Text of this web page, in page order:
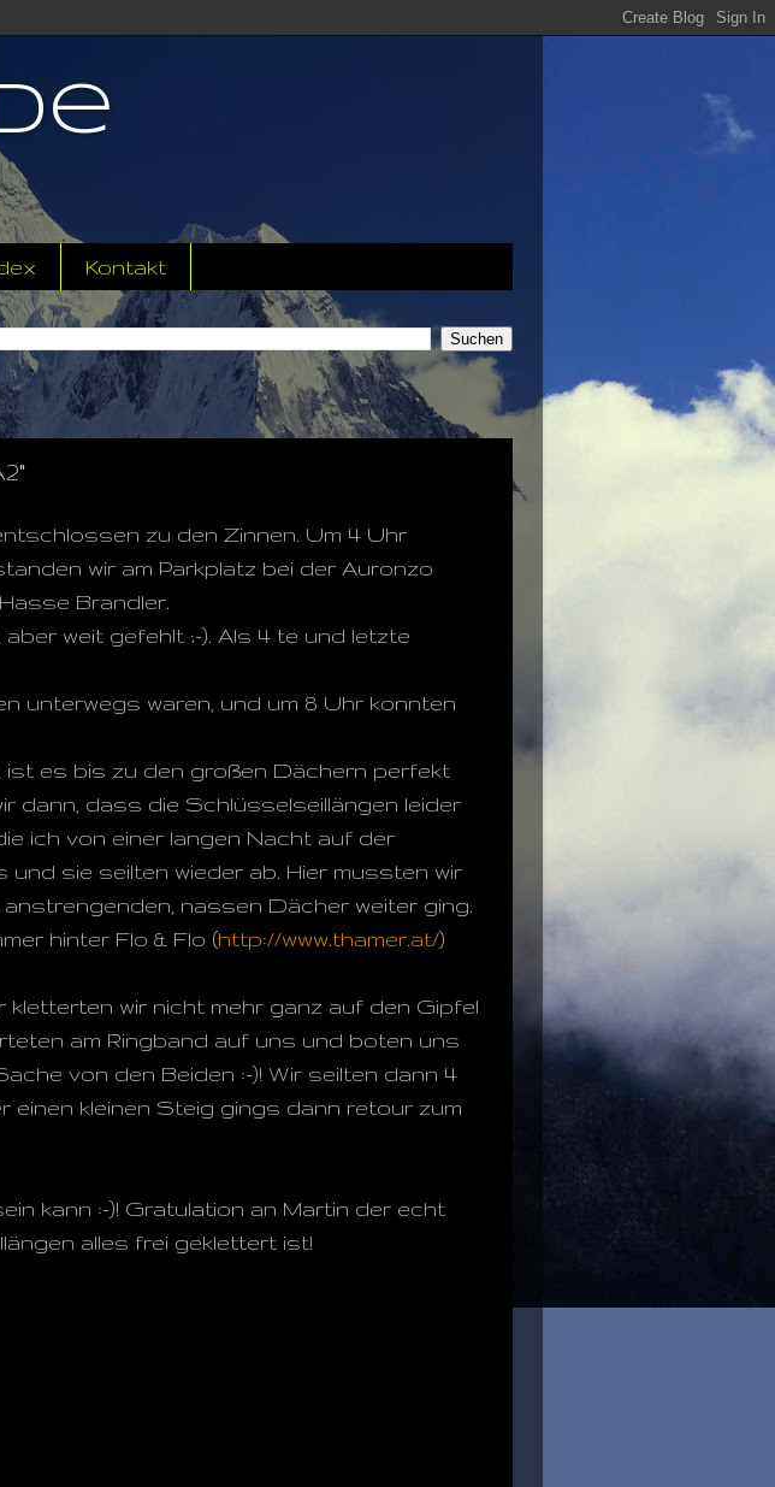
Kontakt
zu den Zinnen. Um 4 Uhr
wir am Parkplatz bei der Auronzo
Brandler.
weit gefehlt ;-). Als 4 te und letzte
unterwegs waren, und um 8 Uhr konnten
ist es bis zu den großen Dächern perfekt
dann, dass die Schlüsselseillängen leider
ich von einer langen Nacht auf der
sie seilten wieder ab. Hier mussten wir
nassen Dächer weiter ging.
hinter Flo & Flo (http://www.thamer.at/)
wir nicht mehr ganz auf den Gipfel
am Ringband auf uns und boten uns
von den Beiden :-)! Wir seilten dann 4
einen kleinen Steig gings dann retour zum
kann :-)! Gratulation an Martin der echt
alles frei geklettert ist!